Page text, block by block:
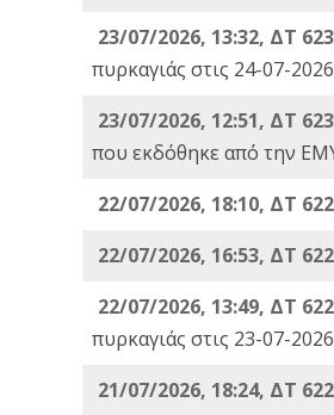
23/07/2026, 13:32, ΔΤ
πυρκαγιάς στις 24-07-2026
23/07/2026, 12:51, ΔΤ
που εκδόθηκε από την
22/07/2026, 18:10, ΔΤ
22/07/2026, 16:53, ΔΤ
22/07/2026, 13:49, ΔΤ
πυρκαγιάς στις 23-07-2026
21/07/2026, 18:24, ΔΤ